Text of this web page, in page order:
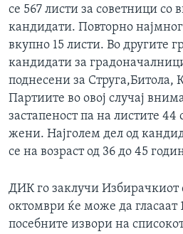
се 567 листи за советници со
кандидати. Повторно
вкупно 15 листи. Во другите
кандидати за
поднесени за Струга,Битола,
Партиите во овој случај
застапеност па на листите 44
жени. Најголем дел од
се на возраст од 36 до 45
ДИК го заклучи Избирачкиот
октомври ќе може да гласаат
посебните извори на